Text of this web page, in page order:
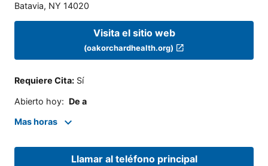
Batavia, NY 14020
Visita el sitio web
(oakorchardhealth.org)
Requiere Cita: Sí
Abierto hoy: De a
Mas horas
Llamar al teléfono principal